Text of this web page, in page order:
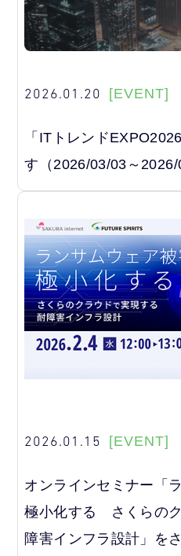
2026.01.20 [EVENT]
「ITトレンド
す（2026/03/03～2026/
2026.01.15 [EVENT]
オンラインセミナー「
極小化する さくらの
障害インフラ設計」を